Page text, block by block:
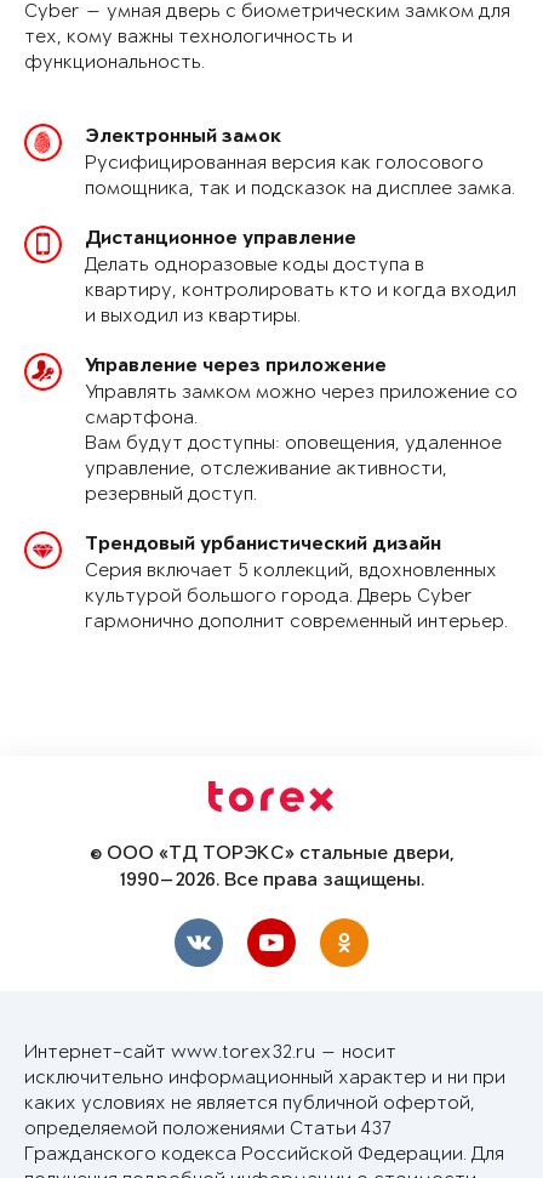
Cyber — умная дверь с биометрическим замком для
тех, кому важны технологичность и
функциональность.
Электронный замок
Русифицированная версия как голосового
помощника, так и подсказок на дисплее замка.
Дистанционное управление
Делать одноразовые коды доступа в
квартиру, контролировать кто и когда входил
и выходил из квартиры.
Управление через приложение
Управлять замком можно через приложение со
смартфона.
Вам будут доступны: оповещения, удаленное
управление, отслеживание активности,
резервный доступ.
Трендовый урбанистический дизайн
Серия включает 5 коллекций, вдохновленных
культурой большого города. Дверь Cyber
гармонично дополнит современный интерьер.
© ООО «ТД ТОРЭКС» стальные двери,
1990—2026. Все права защищены.
Интернет-сайт www.torex32.ru — носит
исключительно информационный характер и ни при
каких условиях не является публичной офертой,
определяемой положениями Статьи 437
Гражданского кодекса Российской Федерации. Для